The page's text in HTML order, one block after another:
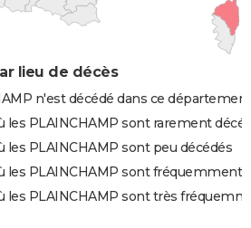
lieu de décès
n'est décédé dans ce département
les PLAINCHAMP sont rarement
PLAINCHAMP sont peu décédés
les PLAINCHAMP sont fréquemment
les PLAINCHAMP sont très